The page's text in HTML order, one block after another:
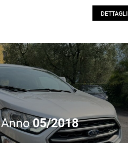
DETTAGLI
Anno05/2018